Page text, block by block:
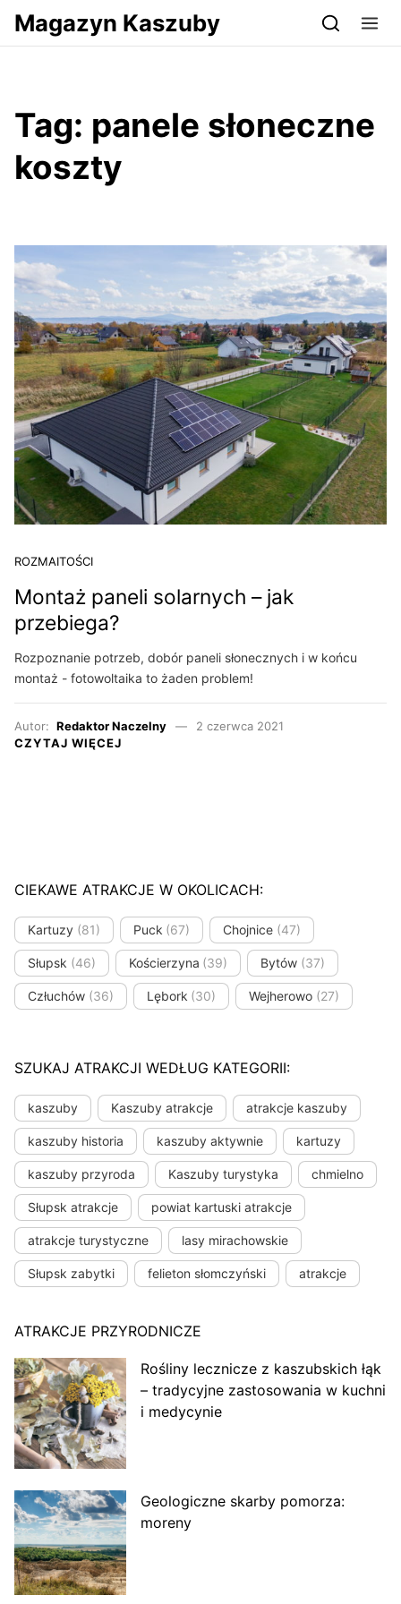
Przejdź do serwisu magazynkaszuby.pl
Magazyn Kaszuby
Tag: panele słoneczne
koszty
ROZMAITOŚCI
Montaż paneli solarnych – jak
przebiega?
Rozpoznanie potrzeb, dobór paneli słonecznych i w końcu
montaż - fotowoltaika to żaden problem!
Autor: Redaktor Naczelny
2 czerwca 2021
CZYTAJ WIĘCEJ
CIEKAWE ATRAKCJE W OKOLICACH:
Kartuzy (81) Puck (67) Chojnice (47)
Słupsk (46) Kościerzyna (39) Bytów (37)
Człuchów (36) Lębork (30) Wejherowo (27)
SZUKAJ ATRAKCJI WEDŁUG KATEGORII:
kaszuby Kaszuby atrakcje atrakcje kaszuby
kaszuby historia kaszuby aktywnie kartuzy
kaszuby przyroda Kaszuby turystyka chmielno
Słupsk atrakcje powiat kartuski atrakcje
atrakcje turystyczne lasy mirachowskie
Słupsk zabytki felieton słomczyński atrakcje
ATRAKCJE PRZYRODNICZE
Rośliny lecznicze z kaszubskich łąk
– tradycyjne zastosowania w kuchni
i medycynie
Geologiczne skarby pomorza:
moreny